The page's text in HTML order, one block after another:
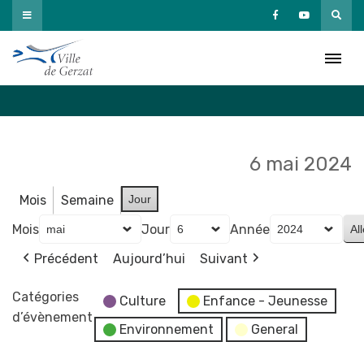
Passer
au
contenu
6 mai 2024
Mois Semaine Jour
Mois Jour
Année
Précédent
Aujourd’hui Suivant
Catégories
d’évènement
Culture
Enfance - Jeunesse
Environnement
General